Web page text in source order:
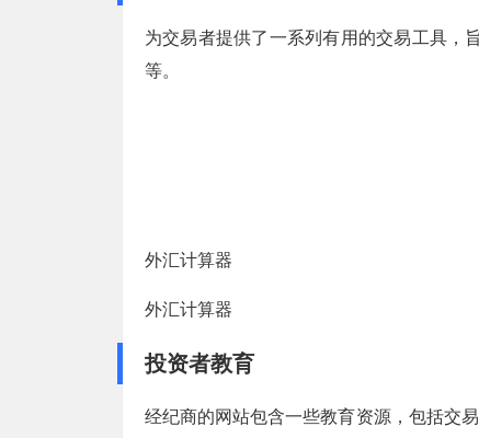
为交易者提供了一系列有用的交易工具，
等。
外汇计算器
外汇计算器
投资者教育
经纪商的网站包含一些教育资源，包括交